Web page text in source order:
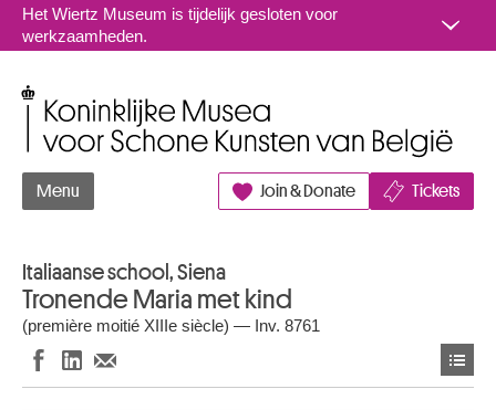
Naar inhoud
Het Wiertz Museum is tijdelijk gesloten voor
werkzaamheden.
Menu Join & Donate Tickets
Italiaanse school, Siena
Tronende Maria met kind
(première moitié XIIIe siècle) — Inv. 8761